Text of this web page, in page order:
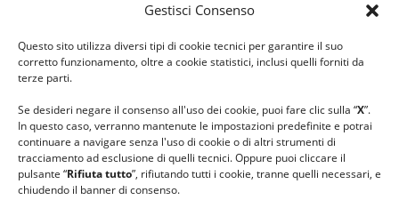
Gestisci Consenso
Questo sito utilizza diversi tipi di cookie tecnici per garantire il suo
corretto funzionamento, oltre a cookie statistici, inclusi quelli forniti da
terze parti.
Se desideri negare il consenso all'uso dei cookie, puoi fare clic sulla “X”.
In questo caso, verranno mantenute le impostazioni predefinite e potrai
continuare a navigare senza l'uso di cookie o di altri strumenti di
tracciamento ad esclusione di quelli tecnici. Oppure puoi cliccare il
pulsante “Rifiuta tutto”, rifiutando tutti i cookie, tranne quelli necessari, e
chiudendo il banner di consenso.
#lanaterapia
#ilcaloredellempatia